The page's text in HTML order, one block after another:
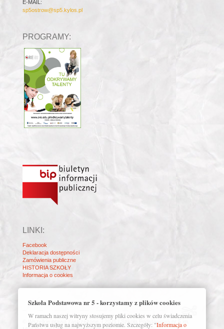
E-MAIL:
sp5ostrow@sp5.kylos.pl
PROGRAMY:
LINKI:
Facebook
Deklaracja dostępności
Zamówienia publiczne
HISTORIA SZKOŁY
Informacja o cookies
© Wszelkie prawa zastrzeżone. | 2021 | Szkoła Podstawowa nr 5 im.
Szkoła Podstawowa nr 5 - korzystamy z plików cookies
W ramach naszej witryny stosujemy pliki cookies w celu świadczenia
Państwu usług na najwyższym poziomie. Szczegóły: "Informacja o